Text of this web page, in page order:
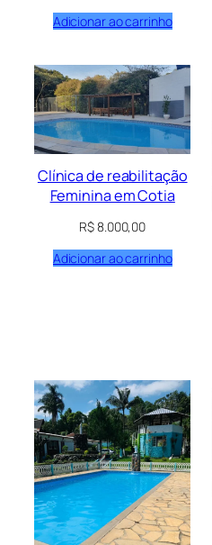
Adicionar ao carrinho
Clínica de reabilitação
Feminina em Cotia
R$8.000,00
Adicionar ao carrinho